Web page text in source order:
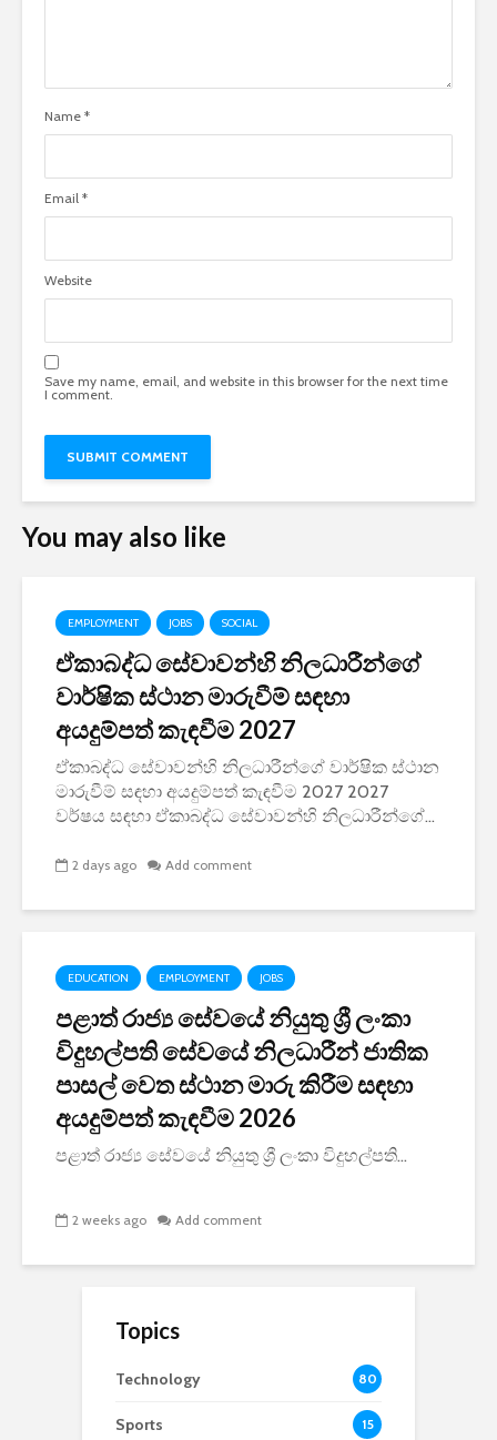
Name *
Email *
Website
Save my name, email, and website in this browser for the next time
I comment.
You may also like
EMPLOYMENT JOBS SOCIAL
ඒකාබද්ධ සේවාවන්හි නිලධාරීන්ගේ
වාර්ෂික ස්ථාන මාරුවීම් සඳහා
අයදුම්පත් කැඳවීම 2027
ඒකාබද්ධ සේවාවන්හි නිලධාරීන්ගේ වාර්ෂික ස්ථාන
මාරුවීම් සඳහා අයදුම්පත් කැඳවීම 2027 2027
වර්ෂය සඳහා ඒකාබද්ධ සේවාවන්හි නිලධාරීන්ගේ...
2 days ago Add comment
EDUCATION EMPLOYMENT JOBS
පළාත් රාජ්‍ය සේවයේ නියුතු ශ්‍රී ලංකා
විදුහල්පති සේවයේ නිලධාරීන් ජාතික
පාසල් වෙත ස්ථාන මාරු කිරීම සඳහා
අයදුම්පත් කැඳවීම 2026
පළාත් රාජ්‍ය සේවයේ නියුතු ශ්‍රී ලංකා විදුහල්පති...
2 weeks ago Add comment
Topics
Technology 80
Sports 15